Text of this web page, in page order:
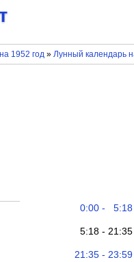
1952 год» Лунный календарь
0:00 - 5:18
5:18 - 21:35
21:35 - 23:59